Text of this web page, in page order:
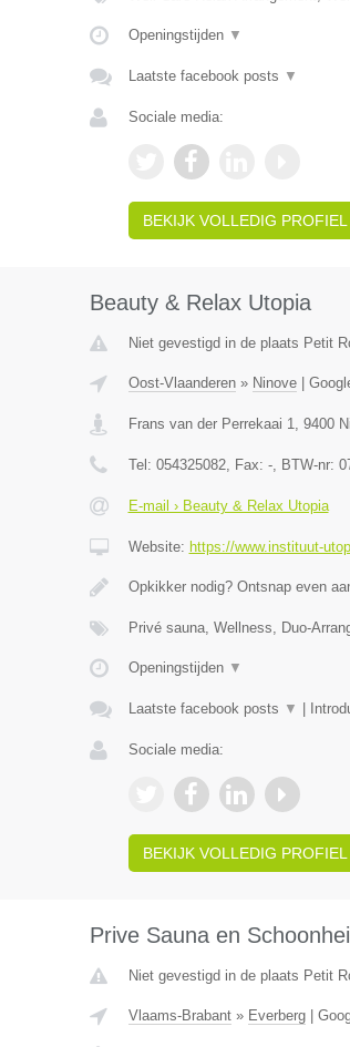
Openingstijden ▼
Laatste facebook posts ▼
Sociale media:
BEKIJK VOLLEDIG PROFIEL
Beauty & Relax Utopia
Niet gevestigd in de plaats Petit
Oost-Vlaanderen» Ninove|
Frans van der Perrekaai 1, 9400
Tel: 054325082, Fax: -, BTW-nr:
E-mail › Beauty & Relax Utopia
Website: https://www.instituut-
Opkikker nodig? Ontsnap even
Privé sauna, Wellness, Duo-
Openingstijden ▼
Laatste facebook posts ▼
Sociale media:
BEKIJK VOLLEDIG PROFIEL
Prive Sauna en
Niet gevestigd in de plaats Petit
Vlaams-Brabant» Everberg|